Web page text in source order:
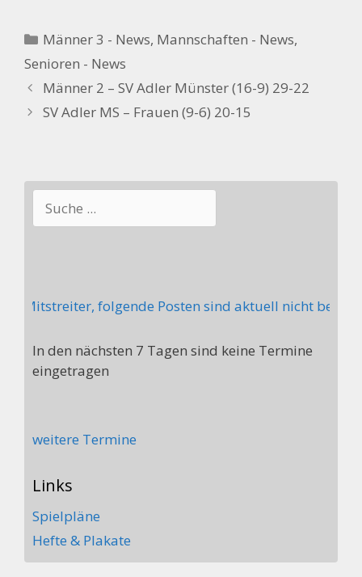
Kategorien
Männer 3 - News, Mannschaften - News,
Senioren - News
Männer 2 – SV Adler Münster (16-9) 29-22
SV Adler MS – Frauen (9-6) 20-15
Suchen
Mitstreiter, folgende Posten sind aktuell nicht
In den nächsten 7 Tagen sind keine Termine
eingetragen
weitere Termine
Links
Spielpläne
Hefte & Plakate